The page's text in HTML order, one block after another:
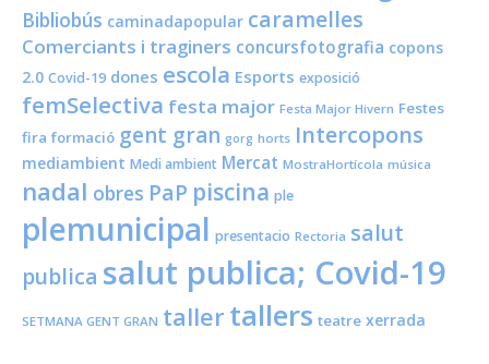
Bibliobús caminadapopular caramelles
Comerciants i traginers concursfotografia copons
2.0 Covid-19 dones escola Esports exposició
femSelectiva festa major Festa Major Hivern Festes
fira formació gent gran gorg horts Intercopons
mediambient Medi ambient Mercat MostraHortícola música
nadal obres PaP piscina ple
plemunicipal presentacio Rectoria salut
publica salut publica; Covid-19
SETMANA GENT GRAN taller tallers teatre xerrada